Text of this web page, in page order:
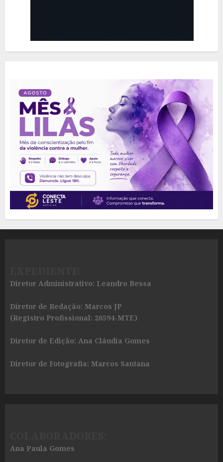
Diretor Administrativo: Leandro Bessa
Diretor de Redação: Marcos JP
(Registro Profissional: 26594-MTE)
Diretor de Edição: Ana Cláudia Gomes
Diretor de Fotografia: Marcos Santana
Ana Paula Gomes